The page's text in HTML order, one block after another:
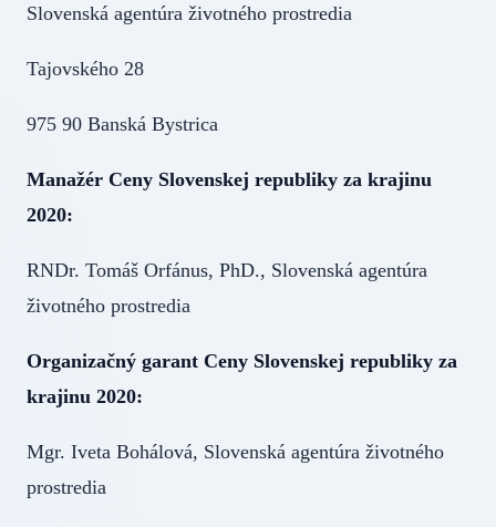
Slovenská agentúra životného prostredia
Tajovského 28
975 90 Banská Bystrica
Manažér Ceny Slovenskej republiky za krajinu
2020:
RNDr. Tomáš Orfánus, PhD., Slovenská agentúra
životného prostredia
Organizačný garant Ceny Slovenskej republiky za
krajinu 2020:
Mgr. Iveta Bohálová, Slovenská agentúra životného
prostredia